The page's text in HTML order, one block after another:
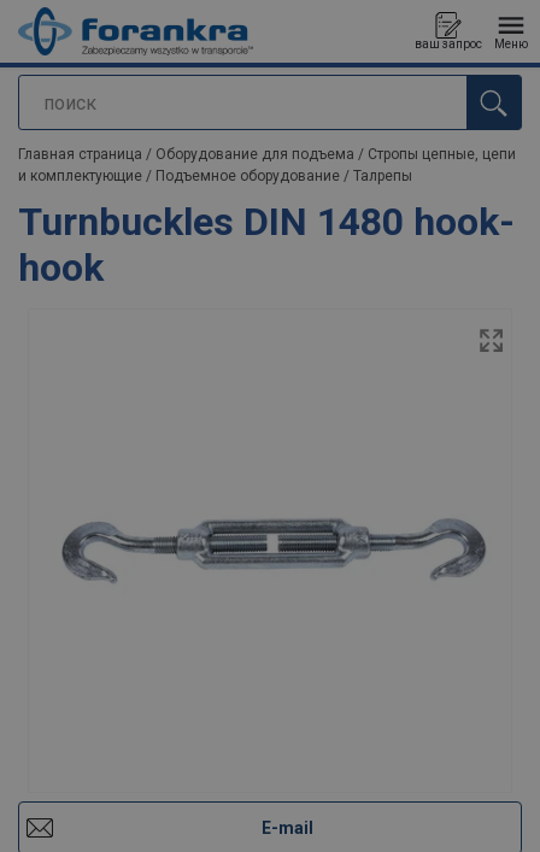
поиск
ваш запрос Меню
Продукт добавлен в ваш запрос
Главная страница / Оборудование для подъема / Стропы цепные, цепи
и комплектующие / Подъемное оборудование / Талрепы
Turnbuckles DIN 1480 hook-
hook
E-mail